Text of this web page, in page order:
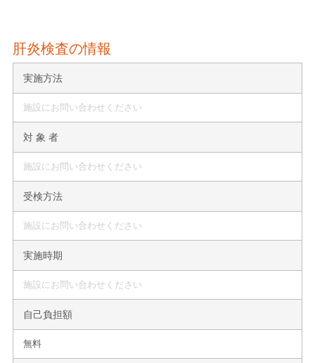
肝炎検査の情報
実施方法
施設にお問い合わせください
対 象 者
施設にお問い合わせください
受検方法
施設にお問い合わせください
実施時期
施設にお問い合わせください
自己負担額
無料